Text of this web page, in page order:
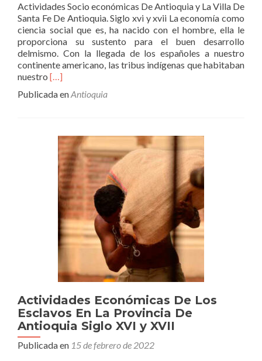
Actividades Socio económicas De Antioquia y La Villa De
Santa Fe De Antioquia. Siglo xvi y xvii La economía como
ciencia social que es, ha nacido con el hombre, ella le
proporciona su sustento para el buen desarrollo
delmismo. Con la llegada de los españoles a nuestro
continente americano, las tribus indígenas que habitaban
nuestro Leer
Socio
Antioquia
La
Villa
De
Santa
Fe
De
Antioquia
[…]
Publicada enAntioquia
Actividades Económicas De Los
Esclavos En La Provincia De
Antioquia Siglo XVI y XVII
Publicada en 15 de febrero de 2022